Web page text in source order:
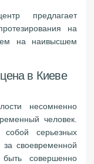
предлагает
на
на наивысшем
в Киеве
несомненно
человек.
серьезных
своевременной
совершенно